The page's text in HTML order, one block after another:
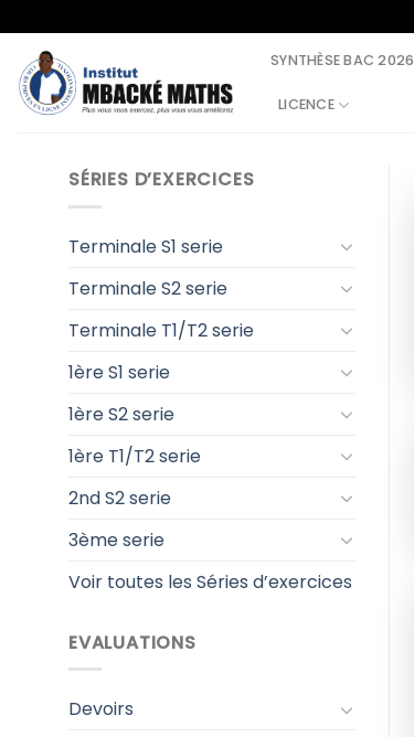
to
content
SYNTHÈSE BAC 2026
LICENCE
SÉRIES D’EXERCICES
Terminale S1 serie
Terminale S2 serie
Terminale T1/T2 serie
1ère S1 serie
1ère S2 serie
1ère T1/T2 serie
2nd S2 serie
3ème serie
Voir toutes les Séries d’exercices
EVALUATIONS
Devoirs